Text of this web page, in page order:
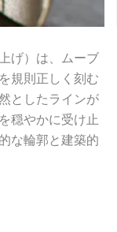
げ）は、ムーブ
規則正しく刻む
としたラインが
穏やかに受け止
な輪郭と建築的